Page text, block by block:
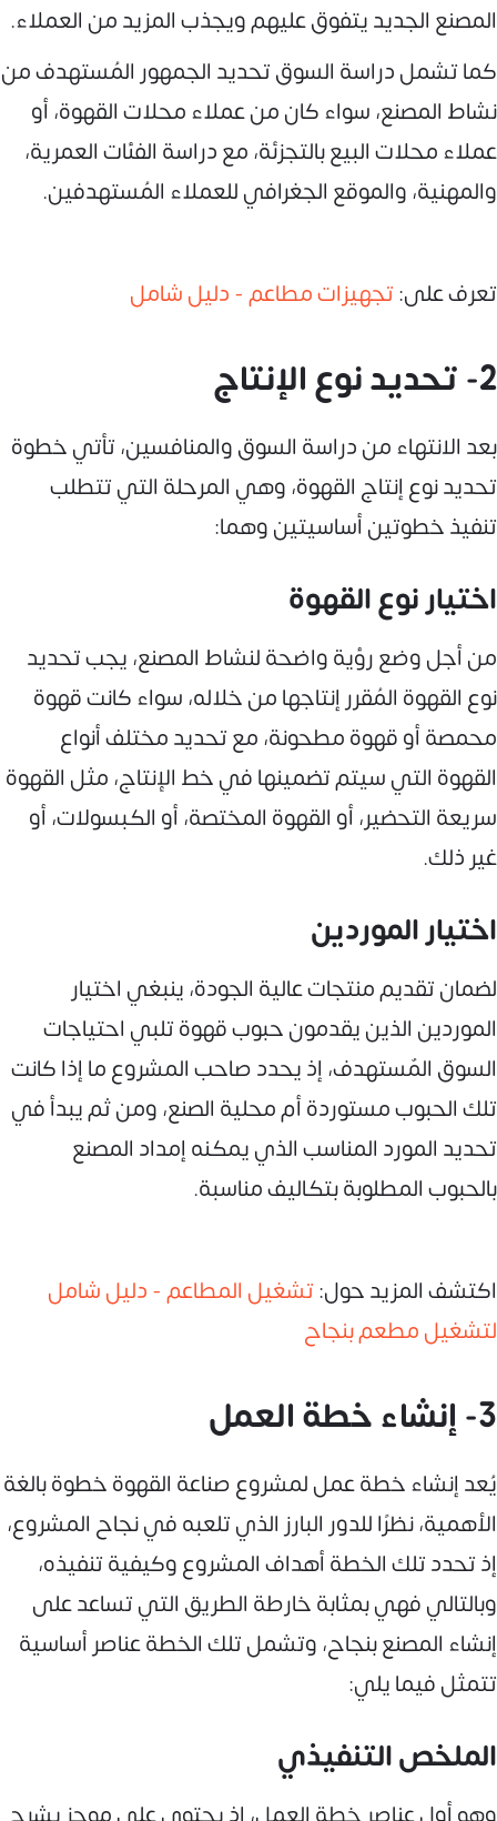
المصنع الجديد يتفوق عليهم ويجذب المزيد من العملاء.
كما تشمل دراسة السوق تحديد الجمهور المُستهدف من
نشاط المصنع، سواء كان من عملاء محلات القهوة، أو
عملاء محلات البيع بالتجزئة، مع دراسة الفئات العمرية،
والمهنية، والموقع الجغرافي للعملاء المُستهدفين.
تعرف على:تجهيزات مطاعم - دليل شامل
2- تحديد نوع الإنتاج
بعد الانتهاء من دراسة السوق والمنافسين، تأتي خطوة
تحديد نوع إنتاج القهوة، وهي المرحلة التي تتطلب
تنفيذ خطوتين أساسيتين وهما:
اختيار نوع القهوة
من أجل وضع رؤية واضحة لنشاط المصنع، يجب تحديد
نوع القهوة المُقرر إنتاجها من خلاله، سواء كانت قهوة
محمصة أو قهوة مطحونة، مع تحديد مختلف أنواع
القهوة التي سيتم تضمينها في خط الإنتاج، مثل القهوة
سريعة التحضير، أو القهوة المختصة، أو الكبسولات، أو
غير ذلك.
اختيار الموردين
لضمان تقديم منتجات عالية الجودة، ينبغي اختيار
الموردين الذين يقدمون حبوب قهوة تلبي احتياجات
السوق المٌستهدف، إذ يحدد صاحب المشروع ما إذا كانت
تلك الحبوب مستوردة أم محلية الصنع، ومن ثم يبدأ في
تحديد المورد المناسب الذي يمكنه إمداد المصنع
بالحبوب المطلوبة بتكاليف مناسبة.
اكتشف المزيد حول:تشغيل المطاعم - دليل شامل
لتشغيل مطعم بنجاح
3- إنشاء خطة العمل
يُعد إنشاء خطة عمل لمشروع صناعة القهوة خطوة بالغة
الأهمية، نظرًا للدور البارز الذي تلعبه في نجاح المشروع،
إذ تحدد تلك الخطة أهداف المشروع وكيفية تنفيذه،
وبالتالي فهي بمثابة خارطة الطريق التي تساعد على
إنشاء المصنع بنجاح، وتشمل تلك الخطة عناصر أساسية
تتمثل فيما يلي:
الملخص التنفيذي